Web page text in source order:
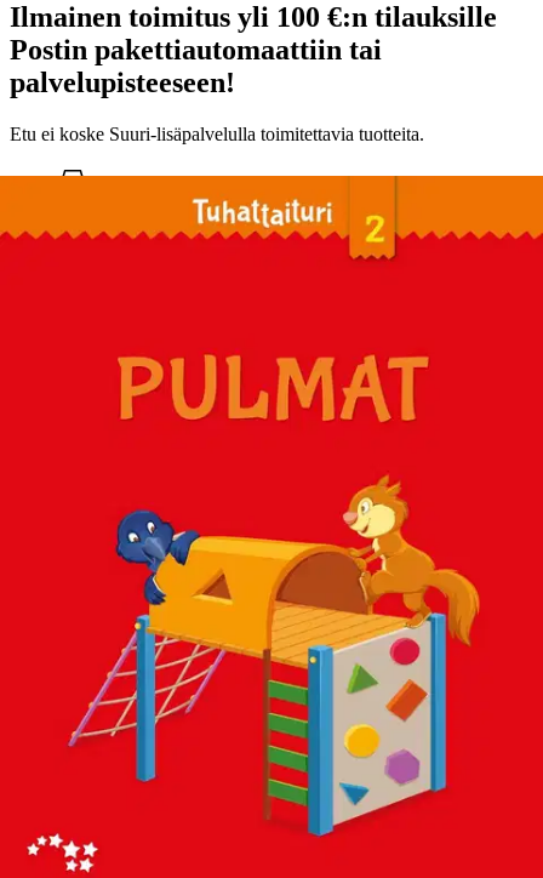
Ilmainen toimitus yli 100 €:n tilauksille
Postin pakettiautomaattiin tai
palvelupisteeseen!
Etu ei koske Suuri‑lisäpalvelulla toimitettavia tuotteita.
Tarkista myymäläsaatavuus
Tuhattaituri 2 Pulmat tuo taitaville oppilaille haastetta ja hauskaa
tekemistä! Nelivärisen pulmavihkosen tehtäviä voi tehdä
haluamassaan järjestyksessä. Tuhattaituri 2 Pulmat vastaukset on
ostettavissa erikseen pdf-tiedostona.
Ominaisuudet
Oletko tyytyväinen tuotetietoihin?
Ovatko tuotetiedot riittävät? Jos tuotetiedoissa on puutteita tai niitä